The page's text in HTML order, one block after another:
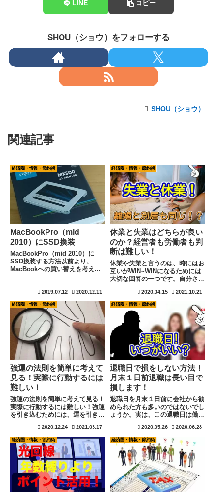
LINE コピー
SHOU（ショウ）をフォローする
SHOU（ショウ）
関連記事
経済圏・情報・節約術
MacBookPro（mid
2010）にSSD換装
MacBookPro（mid 2010）に
SSD換装する方法以前より、
MacBookへの買い替えを考えて
ら今まで使用していたと言うより
は、眠っていた
MacBookPro（mid 20...
2019.07.12 2020.12.11
経済圏・情報・節約術
休業と失業はどちらが良い
のか？経営者も労働者も判
断は難しい！
休業や失業と言うのは、時にはお
互いがWIN~WINになるためには
大切な回答の一つです。自分さえ
みよる事は難しいでしょう。お互
いに尊重し合う事が大切です。一
見厳しい判断と思っても、実は最
も優しい判断であると言う事も少
なくありません。大切な事はお互
いの事を考える事です。
2020.04.15 2021.10.21
経済圏・情報・節約術
強運の法則を簡単に考えて
見る！実際に行動するには
難しい！
強運の法則を簡単に考えて見る！
実際に行動するには難しい！強運
を引き込むためには、運を引き寄
が、運を引き寄せる行動には、ど
の様なことが大切なのでしょう。
これは、実際には誰でも気づいて
いますが、行動するレベルになる
と...
2020.12.24 2021.03.17
経済圏・情報・節約術
退職日で損をしない方法！
月末１日前退職は長い目で
損します！
退職日を月末１日前に会社から勧
められた方も多いのではないでし
ょうか。実は、この退職日は働く
をするのは社会保険料を負担して
いる会社だけですね。この様な形
で退職日を変更する必要はありま
せん。普通に締め日で退職を行い
ましょう。
2020.05.26 2020.06.28
経済圏・情報・節約術 経済圏・情報・節約術